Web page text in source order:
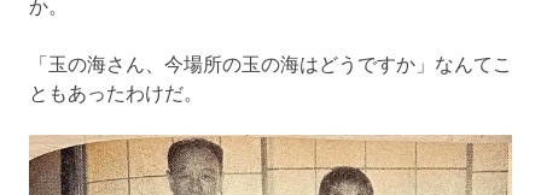
か。
「玉の海さん、今場所の玉の海はどうですか」なんてこ
ともあったわけだ。